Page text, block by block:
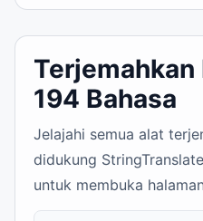
Terjemahkan
194 Bahasa
Jelajahi semua alat
didukung
untuk membuka